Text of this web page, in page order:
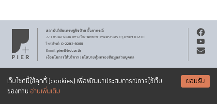
เว็บไซต์นี้ใช้คุกกี้ (cookies) เพื่อพัฒนาประสบการณ์การใช้เว็บ
ของท่าน อ่านเพิ่มเติม
ยอมรับ
สถาบันวิจัยเศรษฐกิจป๋วย อึ๊งภากรณ์
273 ถนนสามเสนแขวงวัดสามพระยาเขตพระนครกรุงเทพฯ 10200
โทรศัพท์: 0-2283-6066
Email: pier@bot.or.th
เงื่อนไขการให้บริการ|นโยบายคุ้มครองข้อมูลส่วนบุคคล
เอกสารเผยแพร่ทุกชิ้นสงวนสิทธิ์ภายใต้สัญญาอนุญาตCreative Commons
Attribution-NonCommercial-ShareAlike 3.0 Unported license SUBSCRIBE